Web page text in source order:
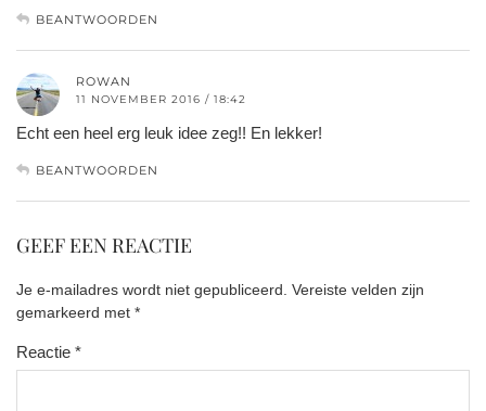
BEANTWOORDEN
ROWAN
11 NOVEMBER 2016 / 18:42
Echt een heel erg leuk idee zeg!! En lekker!
BEANTWOORDEN
GEEF EEN REACTIE
Je e-mailadres wordt niet gepubliceerd. Vereiste velden zijn
gemarkeerd met *
Reactie *